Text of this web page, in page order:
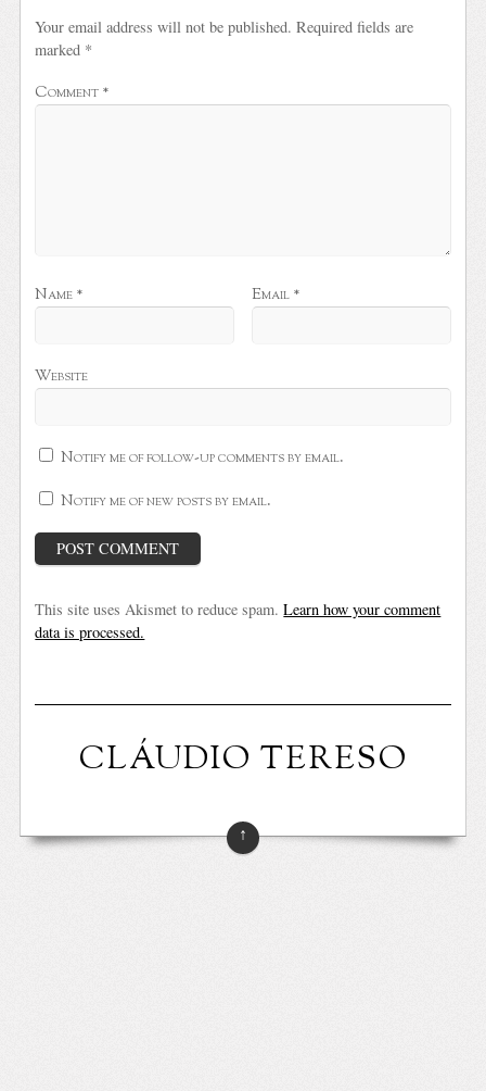
Your email address will not be published. Required fields are
marked *
Comment *
Name * Email *
Website
Notify me of follow-up comments by email.
Notify me of new posts by email.
This site uses Akismet to reduce spam.Learn how your comment
data is processed.
CLÁUDIO TERESO
↑